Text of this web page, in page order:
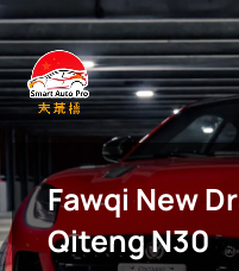
Fawqi New
Qiteng N30